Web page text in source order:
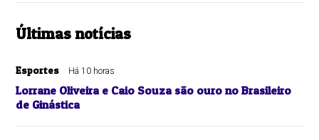
Últimas notícias
Esportes Há 10 horas
Lorrane Oliveira e Caio Souza são ouro no Brasileiro
de Ginástica